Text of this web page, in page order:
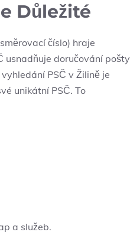
Důležité
číslo) hraje
usnadňuje doručování pošty
PSČ v Žilině je
unikátní PSČ. To
a služeb.